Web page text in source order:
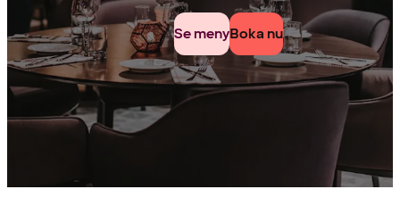
Se menyBoka nu